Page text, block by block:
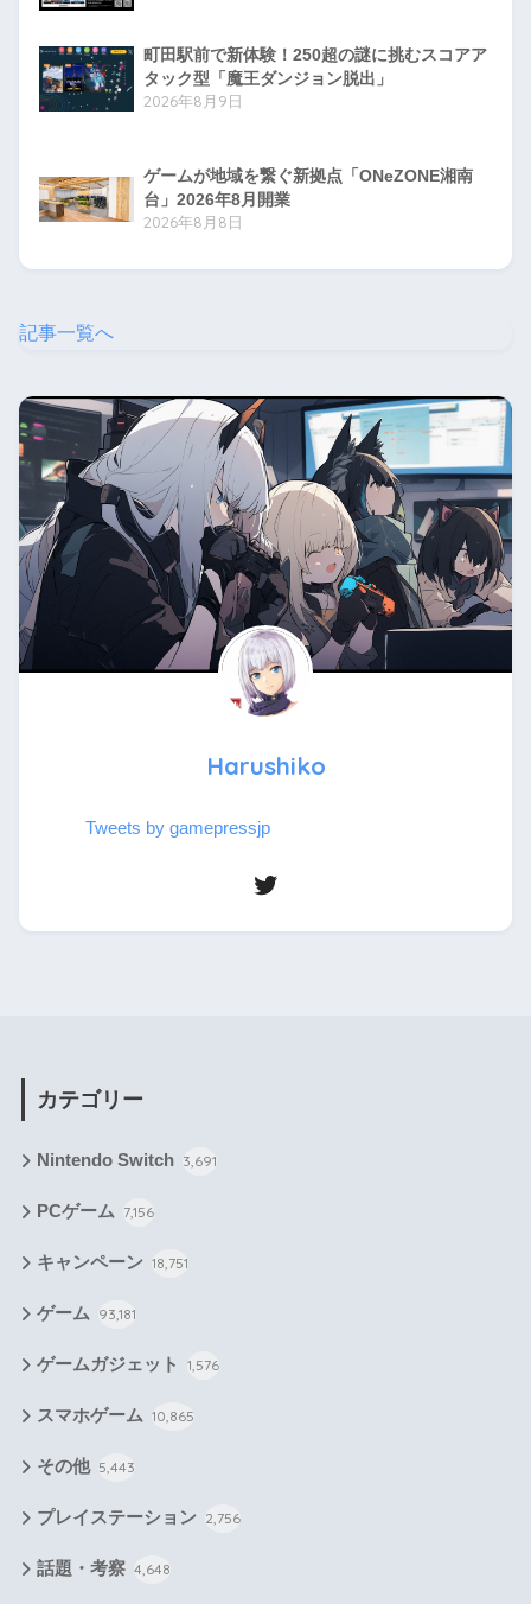
町田駅前で新体験！250超の謎に挑むスコアア
タック型「魔王ダンジョン脱出」
2026年8月9日
ゲームが地域を繋ぐ新拠点「ONeZONE湘南
台」2026年8月開業
2026年8月8日
記事一覧へ
Harushiko
Tweets by gamepressjp
カテゴリー
Nintendo Switch 3,691
PCゲーム 7,156
キャンペーン 18,751
ゲーム 93,181
ゲームガジェット 1,576
スマホゲーム 10,865
その他 5,443
プレイステーション 2,756
話題・考察 4,648